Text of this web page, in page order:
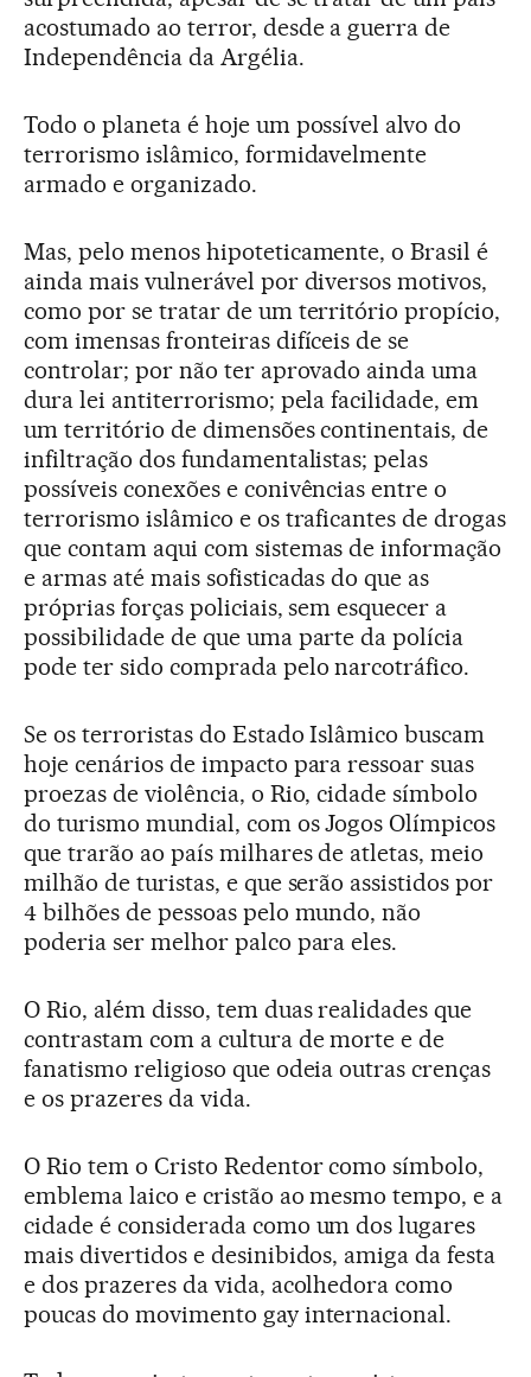
acostumado ao terror, desde a guerra de
Independência da Argélia.
Todo o planeta é hoje um possível alvo do
terrorismo islâmico, formidavelmente
armado e organizado.
Mas, pelo menos hipoteticamente, o Brasil é
ainda mais vulnerável por diversos motivos,
como por se tratar de um território propício,
com imensas fronteiras difíceis de se
controlar; por não ter aprovado ainda uma
dura lei antiterrorismo; pela facilidade, em
um território de dimensões continentais, de
infiltração dos fundamentalistas; pelas
possíveis conexões e conivências entre o
terrorismo islâmico e os traficantes de drogas
que contam aqui com sistemas de informação
e armas até mais sofisticadas do que as
próprias forças policiais, sem esquecer a
possibilidade de que uma parte da polícia
pode ter sido comprada pelo narcotráfico.
Se os terroristas do Estado Islâmico buscam
hoje cenários de impacto para ressoar suas
proezas de violência, o Rio, cidade símbolo
do turismo mundial, com os Jogos Olímpicos
que trarão ao país milhares de atletas, meio
milhão de turistas, e que serão assistidos por
4 bilhões de pessoas pelo mundo, não
poderia ser melhor palco para eles.
O Rio, além disso, tem duas realidades que
contrastam com a cultura de morte e de
fanatismo religioso que odeia outras crenças
e os prazeres da vida.
O Rio tem o Cristo Redentor como símbolo,
emblema laico e cristão ao mesmo tempo, e a
cidade é considerada como um dos lugares
mais divertidos e desinibidos, amiga da festa
e dos prazeres da vida, acolhedora como
poucas do movimento gay internacional.